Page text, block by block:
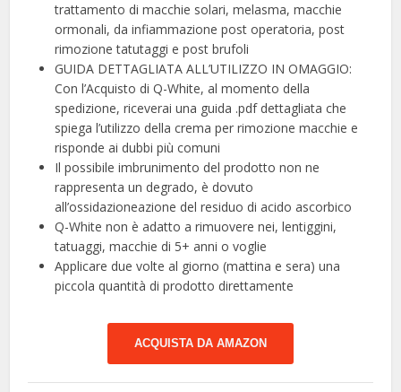
trattamento di macchie solari, melasma, macchie
ormonali, da infiammazione post operatoria, post
rimozione tatutaggi e post brufoli
GUIDA DETTAGLIATA ALL’UTILIZZO IN OMAGGIO:
Con l’Acquisto di Q-White, al momento della
spedizione, riceverai una guida .pdf dettagliata che
spiega l’utilizzo della crema per rimozione macchie e
risponde ai dubbi più comuni
Il possibile imbrunimento del prodotto non ne
rappresenta un degrado, è dovuto
all’ossidazioneazione del residuo di acido ascorbico
Q-White non è adatto a rimuovere nei, lentiggini,
tatuaggi, macchie di 5+ anni o voglie
Applicare due volte al giorno (mattina e sera) una
piccola quantità di prodotto direttamente
ACQUISTA DA AMAZON